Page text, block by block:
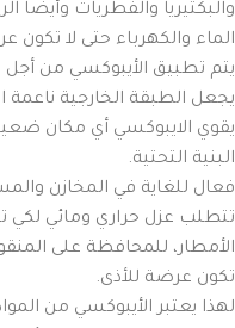
والبكتيريا والفطريات وأيضًا
الماء والكهرباء حتى لا تكون
يتم تطبيق الأيبوكسي من
يجعل الطبقة الخارجية
يقوي الايبوكسي أي مكان
البنية التحتية.
فعال للغاية في المخازن
تتطلب عزل حراري ومائي لكي
الأمطار، للمحافظة على
تكون عرضة للأذى.
لهذا يعتبر الأيبوكسي من